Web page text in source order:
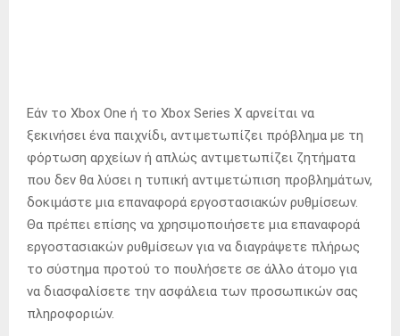
Εάν το Xbox One ή το Xbox Series X αρνείται να
ξεκινήσει ένα παιχνίδι, αντιμετωπίζει πρόβλημα με τη
φόρτωση αρχείων ή απλώς αντιμετωπίζει ζητήματα
που δεν θα λύσει η τυπική αντιμετώπιση προβλημάτων,
δοκιμάστε μια επαναφορά εργοστασιακών ρυθμίσεων.
Θα πρέπει επίσης να χρησιμοποιήσετε μια επαναφορά
εργοστασιακών ρυθμίσεων για να διαγράψετε πλήρως
το σύστημα προτού το πουλήσετε σε άλλο άτομο για
να διασφαλίσετε την ασφάλεια των προσωπικών σας
πληροφοριών.